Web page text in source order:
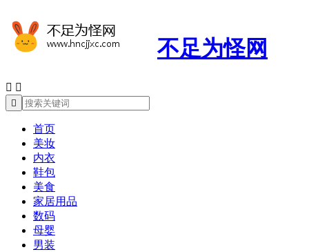
不足为怪网
 

首页
美妆
内衣
鞋包
美食
家居用品
数码
母婴
男装